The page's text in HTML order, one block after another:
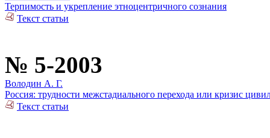
Терпимость и укрепление этноцентричного сознания
Текст статьи
№ 5-2003
Володин А. Г.
Россия: трудности межстадиального перехода или кризис
Текст статьи